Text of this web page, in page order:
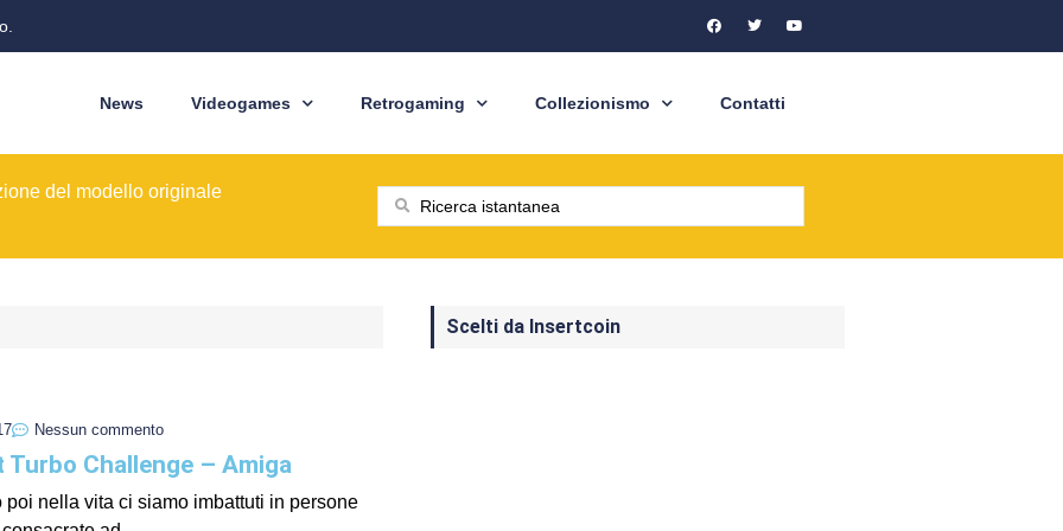
News Videogames Retrogaming Collezionismo Contatti
del modello originale
le sale giochi nel 1989
Cinquant'anni di Avventure
dal pixel al Sottosopra
BioWare
nostre tasche
del modello originale
le sale giochi nel 1989
Nessun commento
Turbo Challenge – Amiga
poi nella vita ci siamo imbattuti in persone
Scelti da Insertcoin